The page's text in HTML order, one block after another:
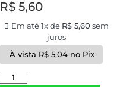
R$5,60
Em até 1x de R$ 5,60 sem
juros
À vista R$ 5,04 no Pix